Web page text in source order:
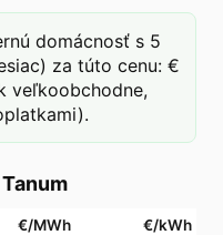
domácnosť s 5
za túto cenu: €
veľkoobchodne,
Tanum
€/MWh €/kWh